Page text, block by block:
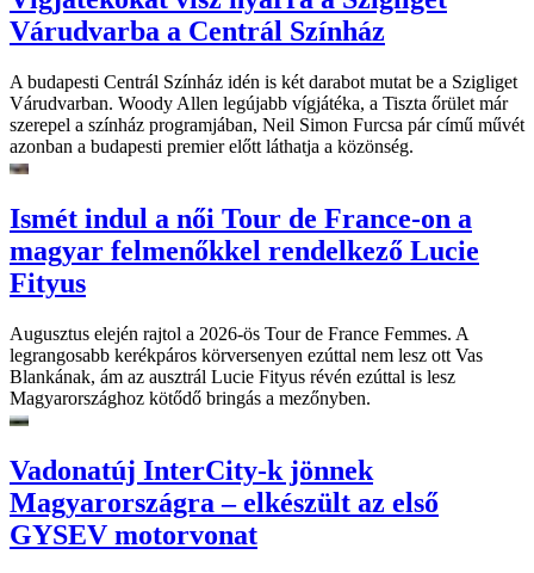
Várudvarba a Centrál Színház
A budapesti Centrál Színház idén is két darabot mutat be a Szigliget
Várudvarban. Woody Allen legújabb vígjátéka, a Tiszta őrület már
szerepel a színház programjában, Neil Simon Furcsa pár című művét
azonban a budapesti premier előtt láthatja a közönség.
Ismét indul a női Tour de France-on a
magyar felmenőkkel rendelkező Lucie
Fityus
Augusztus elején rajtol a 2026-ös Tour de France Femmes. A
legrangosabb kerékpáros körversenyen ezúttal nem lesz ott Vas
Blankának, ám az ausztrál Lucie Fityus révén ezúttal is lesz
Magyarországhoz kötődő bringás a mezőnyben.
Vadonatúj InterCity-k jönnek
Magyarországra – elkészült az első
GYSEV motorvonat